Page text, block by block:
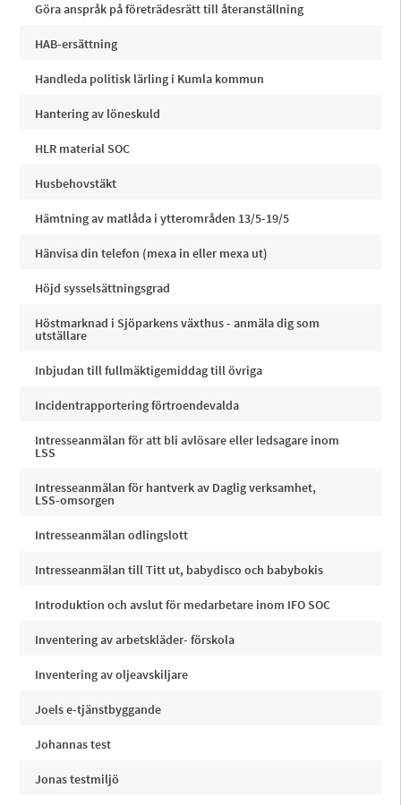
Göra anspråk på företrädesrätt till återanställning
HAB-ersättning
Handleda politisk lärling i Kumla kommun
Hantering av löneskuld
HLR material SOC
Husbehovstäkt
Hämtning av matlåda i ytterområden 13/5-19/5
Hänvisa din telefon (mexa in eller mexa ut)
Höjd sysselsättningsgrad
Höstmarknad i Sjöparkens växthus - anmäla dig som
utställare
Inbjudan till fullmäktigemiddag till övriga
Incidentrapportering förtroendevalda
Intresseanmälan för att bli avlösare eller ledsagare inom
LSS
Intresseanmälan för hantverk av Daglig verksamhet,
LSS-omsorgen
Intresseanmälan odlingslott
Intresseanmälan till Titt ut, babydisco och babybokis
Introduktion och avslut för medarbetare inom IFO SOC
Inventering av arbetskläder- förskola
Inventering av oljeavskiljare
Joels e-tjänstbyggande
Johannas test
Jonas testmiljö